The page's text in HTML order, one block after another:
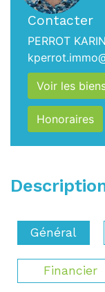
Contacter
PERROT
Voir les
Honoraires
Général
Financier